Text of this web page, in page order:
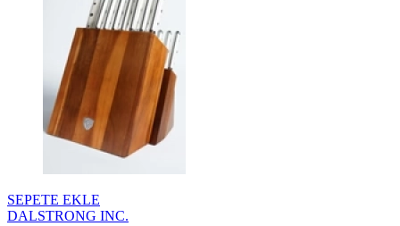
SEPETE EKLE
DALSTRONG INC.